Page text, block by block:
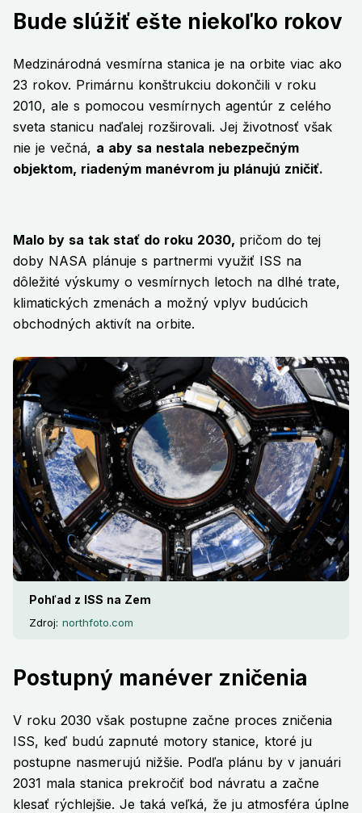
Bude slúžiť ešte niekoľko rokov
Medzinárodná vesmírna stanica je na orbite viac ako
23 rokov. Primárnu konštrukciu dokončili v roku
2010, ale s pomocou vesmírnych agentúr z celého
sveta stanicu naďalej rozširovali. Jej životnosť však
nie je večná, a aby sa nestala nebezpečným
objektom, riadeným manévrom ju plánujú zničiť.
Malo by sa tak stať do roku 2030, pričom do tej
doby NASA plánuje s partnermi využiť ISS na
dôležité výskumy o vesmírnych letoch na dlhé trate,
klimatických zmenách a možný vplyv budúcich
obchodných aktivít na orbite.
Pohľad z ISS na Zem
Zdroj: northfoto.com
Postupný manéver zničenia
V roku 2030 však postupne začne proces zničenia
ISS, keď budú zapnuté motory stanice, ktoré ju
postupne nasmerujú nižšie. Podľa plánu by v januári
2031 mala stanica prekročiť bod návratu a začne
klesať rýchlejšie. Je taká veľká, že ju atmosféra úplne